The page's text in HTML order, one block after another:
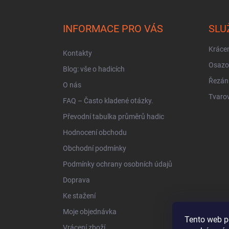
Tento web
INFORMACE PRO VÁS
Kontakty
Blog: vše o hadicích
O nás
FAQ – Často kladené otázky.
Převodní tabulka průměrů hadic
Hodnocení obchodu
Obchodní podmínky
Podmínky ochrany osobních údajů
Doprava
Ke stažení
Moje objednávka
Vrácení zboží